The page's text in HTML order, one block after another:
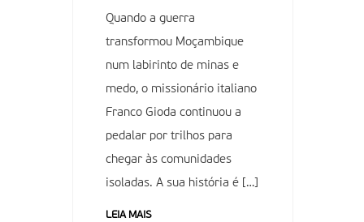
Quando a guerra
transformou Moçambique
num labirinto de minas e
medo, o missionário italiano
Franco Gioda continuou a
pedalar por trilhos para
chegar às comunidades
isoladas. A sua história é […]
LEIA MAIS